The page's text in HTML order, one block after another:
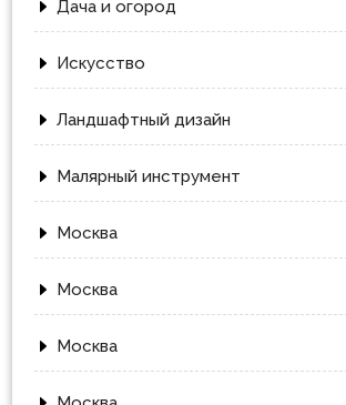
Дача и огород
Искусство
Ландшафтный дизайн
Малярный инструмент
Москва
Москва
Москва